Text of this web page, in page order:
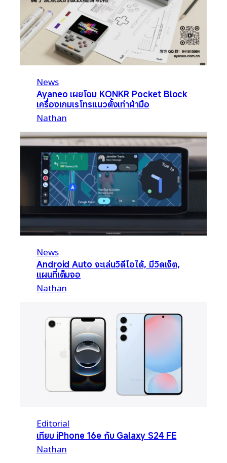
News
Ayaneo เผยโฉม KONKR Pocket Block
เครื่องเกมเรโทรแนวตั้งเท่าฝ่ามือ
Nathan
News
Android Auto จะเล่นวิดีโอได้, มีวิดเจ็ต,
แผนที่เต็มจอ
Nathan
Editorial
เทียบ iPhone 16e กับ Galaxy S24 FE
Nathan